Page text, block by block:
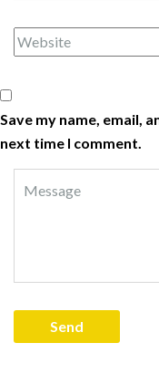
Save my name, email,
next time I comment.